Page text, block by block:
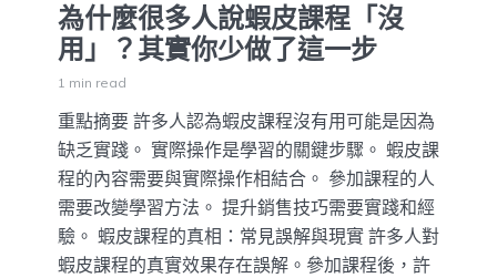
為什麼很多人說蝦皮課程「沒
用」？其實你少做了這一步
1 min read
重點摘要 許多人認為蝦皮課程沒有用可能是因為
缺乏實踐。 實際操作是學習的關鍵步驟。 蝦皮課
程的內容需要與實際操作相結合。 參加課程的人
需要改變學習方法。 提升銷售技巧需要實踐和經
驗。 蝦皮課程的真相：常見誤解與現實 許多人對
蝦皮課程的真實效果存在誤解。參加課程後，許